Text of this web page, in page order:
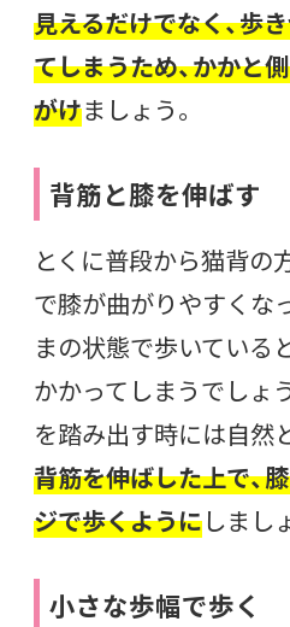
見えるだけでなく、歩
てしまうため、かかと
がけましょう。
背筋と膝を伸ばす
とくに普段から猫背の
で膝が曲がりやすくな
まの状態で歩いている
かかってしまうでしょ
を踏み出す時には自然
背筋を伸ばした上で、
ジで歩くようにしまし
小さな歩幅で歩く